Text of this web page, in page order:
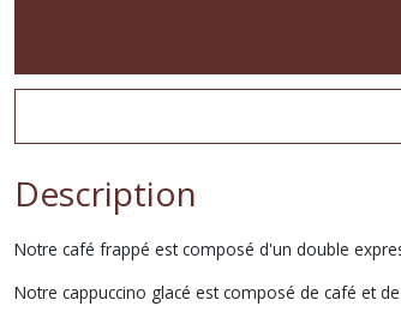
Description
Notre café frappé est composé d'un double
Notre cappuccino glacé est composé de café et